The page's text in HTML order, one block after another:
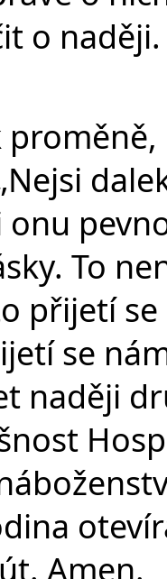
o
To
přijetí
se
naději
Amen.